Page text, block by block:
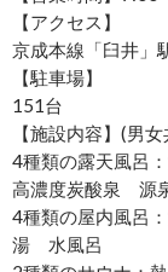
【アクセス】
京成本線「臼井」
【駐車場】
151台
【施設内容】(男女
4種類の露天風呂
高濃度炭酸泉 源
4種類の屋内風呂
湯 水風呂